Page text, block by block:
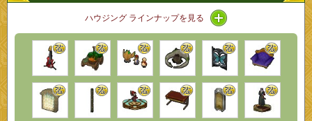
ハウジング ラインナップを見る アイコン / ラインナ